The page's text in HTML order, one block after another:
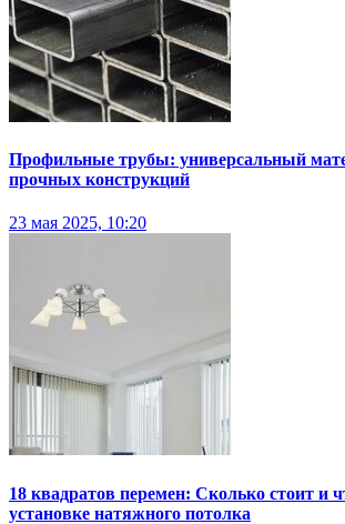
Профильные трубы: универсальный
прочных конструкций
23 мая 2025, 10:20
18 квадратов перемен: Сколько стоит и
установке натяжного потолка